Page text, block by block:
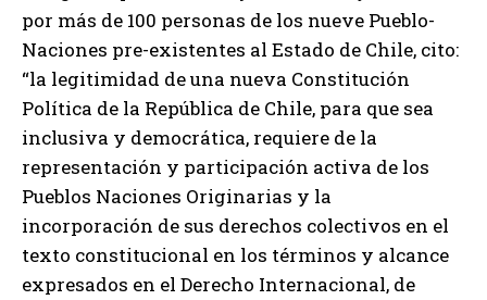
por más de 100 personas de los nueve Pueblo-
Naciones pre-existentes al Estado de Chile, cito:
“la legitimidad de una nueva Constitución
Política de la República de Chile, para que sea
inclusiva y democrática, requiere de la
representación y participación activa de los
Pueblos Naciones Originarias y la
incorporación de sus derechos colectivos en el
texto constitucional en los términos y alcance
expresados en el Derecho Internacional, de